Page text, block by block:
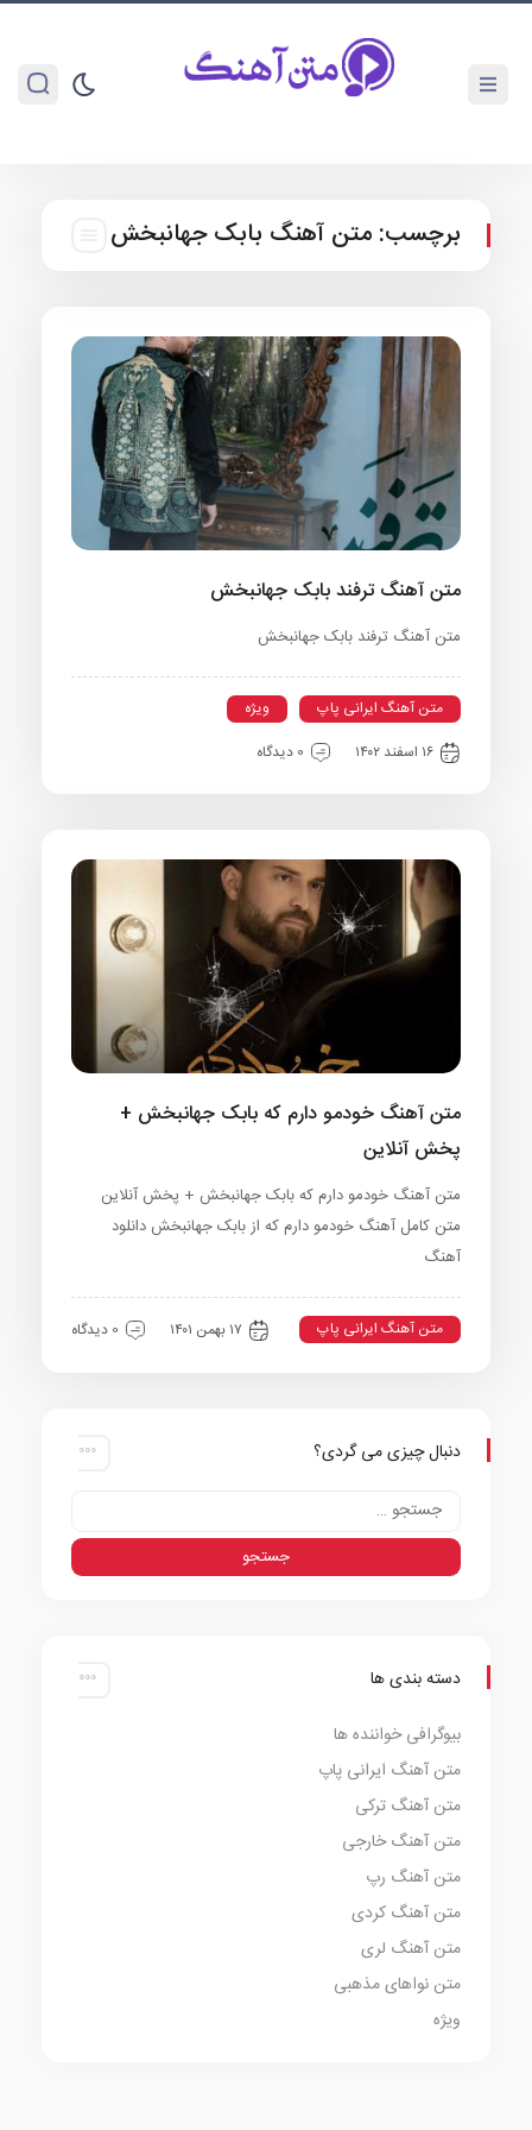
برچسب: متن آهنگ بابک جهانبخش
متن آهنگ ترفند بابک جهانبخش
متن آهنگ ترفند بابک جهانبخش
متن آهنگ ایرانی پاپ
ویژه
۱۶ اسفند ۱۴۰۲
0 دیدگاه
متن آهنگ خودمو دارم که بابک جهانبخش +
پخش آنلاین
متن آهنگ خودمو دارم که بابک جهانبخش + پخش آنلاین
متن کامل آهنگ خودمو دارم که از بابک جهانبخش دانلود
آهنگ
متن آهنگ ایرانی پاپ ۱۷ بهمن ۱۴۰۱ 0 دیدگاه
دنبال چیزی می گردی؟
دسته بندی ها
بیوگرافی خواننده ها
متن آهنگ ایرانی پاپ
متن آهنگ ترکی
متن آهنگ خارجی
متن آهنگ رپ
متن آهنگ کردی
متن آهنگ لری
متن نواهای مذهبی
ویژه